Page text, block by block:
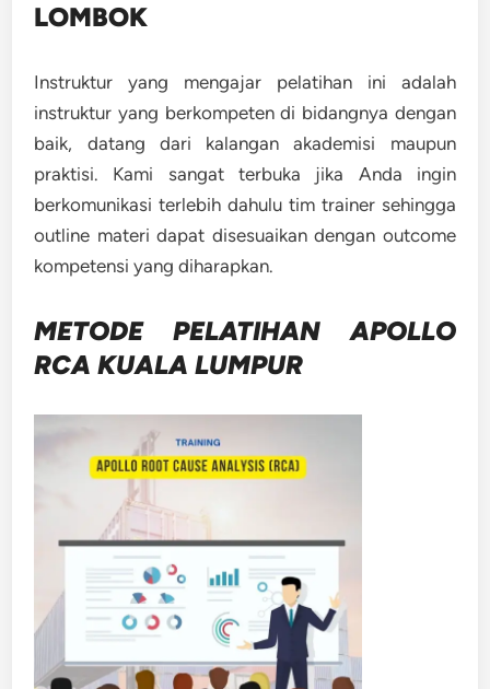
LOMBOK
Instruktur yang mengajar pelatihan ini adalah
instruktur yang berkompeten di bidangnya dengan
baik, datang dari kalangan akademisi maupun
praktisi. Kami sangat terbuka jika Anda ingin
berkomunikasi terlebih dahulu tim trainer sehingga
outline materi dapat disesuaikan dengan outcome
kompetensi yang diharapkan.
METODE PELATIHAN APOLLO
RCA KUALA LUMPUR